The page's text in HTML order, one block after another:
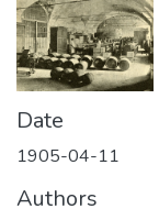
Date
1905-04-11
Authors